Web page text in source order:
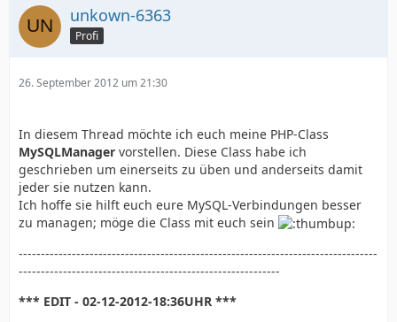
unkown-6363
Profi
26. September 2012 um 21:30
In diesem Thread möchte ich euch meine PHP-Class
MySQLManager vorstellen. Diese Class habe ich
geschrieben um einerseits zu üben und anderseits damit
jeder sie nutzen kann.
Ich hoffe sie hilft euch eure MySQL-Verbindungen besser
zu managen; möge die Class mit euch sein
---------------------------------------------------------------------------------
-----------------------------------------------------------
*** EDIT - 02-12-2012-18:36UHR ***